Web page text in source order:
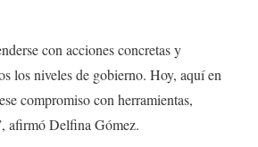
con acciones concretas y
los niveles de gobierno. Hoy, aquí en
compromiso con herramientas,
afirmó Delfina Gómez.